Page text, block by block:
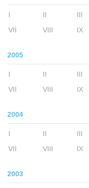
I II III
VII
VIII IX
2005
I II III
VII
VIII IX
2004
I II III
VII
VIII IX
2003